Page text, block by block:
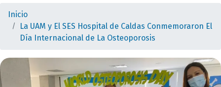
Inicio
La UAM y El SES Hospital de Caldas Conmemoraron El
Día Internacional de La Osteoporosis